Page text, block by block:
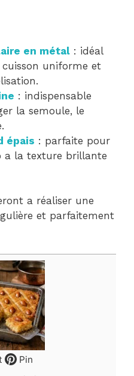
en métal : idéal
uniforme et
: indispensable
la semoule, le
épais : parfaite pour
a la texture brillante
a réaliser une
et parfaitement
Pin